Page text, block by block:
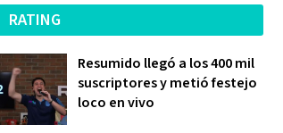
RATING
Resumido llegó a los 400 mil
suscriptores y metió festejo
loco en vivo